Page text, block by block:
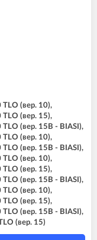
(вер. 10),
(вер. 15),
(вер. 15B - BIASI),
(вер. 10),
(вер. 15B - BIASI),
(вер. 10),
(вер. 15),
(вер. 15B - BIASI),
(вер. 10),
(вер. 15),
(вер. 15B - BIASI),
(вер. 15)